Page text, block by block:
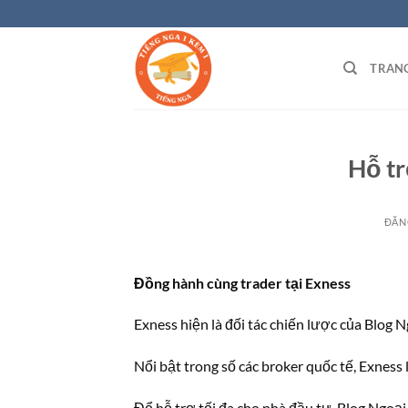
qua
Hỗ
Đồng hành cùng trader tại Exness
Exness hiện là đối tác chiến lược của Blog
Nổi bật trong số các broker quốc tế,